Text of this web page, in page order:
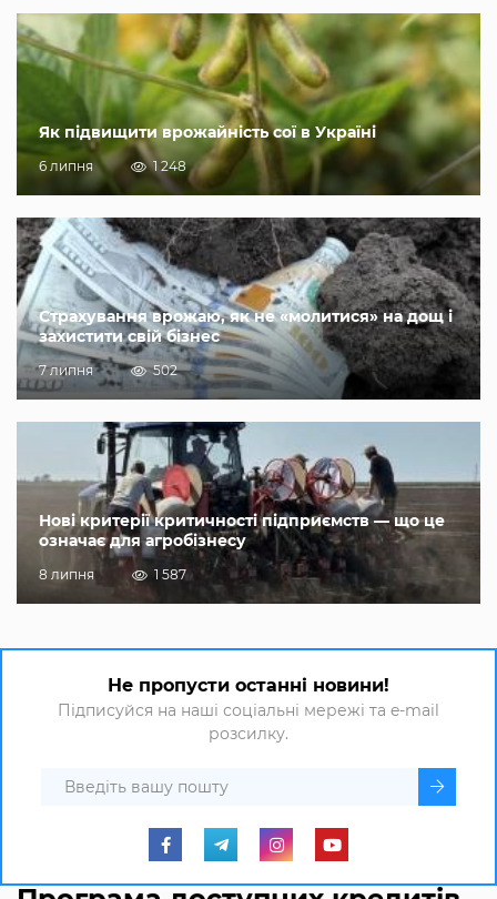
Як підвищити врожайність сої в Україні
6 липня 1 248
Страхування врожаю, як не «молитися» на дощ і
захистити свій бізнес
7 липня 502
Нові критерії критичності підприємств — що це
означає для агробізнесу
8 липня 1 587
Не пропусти останні новини!
Підписуйся на наші соціальні мережі та e-mail
розсилку.